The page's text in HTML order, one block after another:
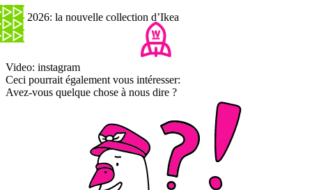
- PS 2026: la nouvelle collection d’Ikea
Video: instagram
Ceci pourrait également vous intéresser:
Avez-vous quelque chose à nous dire ?